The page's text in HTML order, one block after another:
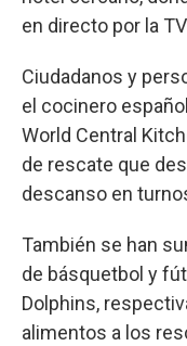
en directo por la
Ciudadanos y
el cocinero
World Central
de rescate que
descanso en
También se han
de básquetbol y
Dolphins,
alimentos a los